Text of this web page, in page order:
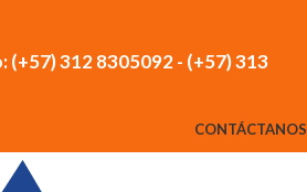
312 8305092 - (+57) 313
CONTÁCTANOS